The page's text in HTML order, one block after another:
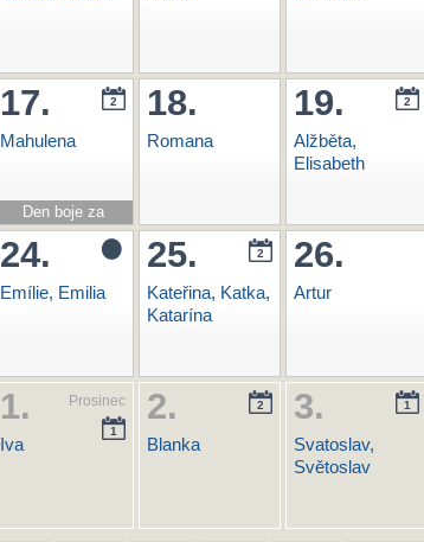
2
17.
Mahulena
Den boje za
svobodu a
demokracii
18.
Romana
2
19.
Alžběta,
Elisabeth
24.
Emílie, Emilia
2
25.
Kateřina, Katka,
Katarína
26.
Artur
Prosinec
1
1.
Iva
2
2.
Blanka
1
3.
Svatoslav,
Světoslav